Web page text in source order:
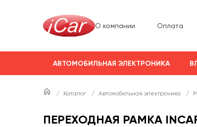
О компании Оплата
АВТОМОБИЛЬНАЯ ЭЛЕКТРОНИКА
/ Каталог / Автомобильная электроника /
ПЕРЕХОДНАЯ РАМКА